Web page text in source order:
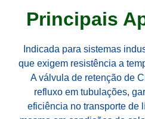
Principais
Indicada para sistemas
que exigem resistência a
A válvula de retenção de
refluxo em tubulações,
eficiência no transporte de